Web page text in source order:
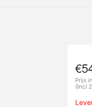
€
Prijs
(Incl